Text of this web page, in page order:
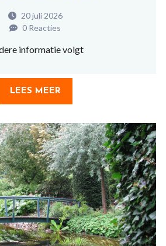
20 juli 2026
0 Reacties
informatie volgt
LEES MEER